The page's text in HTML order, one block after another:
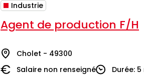
Industrie
Agent de production F/H
Lieu Cholet - 49300
SalaireSalaire non renseignéDuréeDurée: